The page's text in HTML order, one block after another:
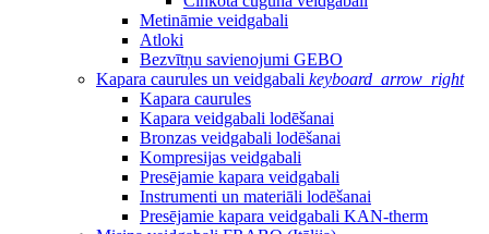
Metināmie veidgabali
Atloki
Bezvītņu savienojumi GEBO
Kapara caurules un veidgabali keyboard_arrow_right
Kapara caurules
Kapara veidgabali lodēšanai
Bronzas veidgabali lodēšanai
Kompresijas veidgabali
Presējamie kapara veidgabali
Instrumenti un materiāli lodēšanai
Presējamie kapara veidgabali KAN-therm